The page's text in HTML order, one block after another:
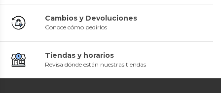
Cambios y Devoluciones
Conoce cómo pedirlos
Tiendas y horarios
Revisa dónde están nuestras tiendas